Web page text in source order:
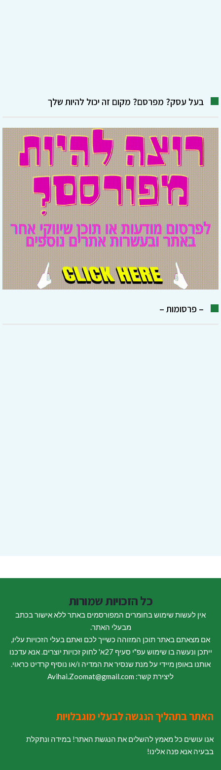
בעל עסק? מפרסם? מקום זה יכול להיות שלך
– פרסומות –
כל הזכויות שמורות
אין לעשות שימוש בחומרים המפורסמים באתר ללא אישור בכתב
מבעלי האתר.
אם מצאתם באתר תוכן המזוהה כשייך לכם ואתם בעלי הזכויות עליו,
ייתכן ונעשה בו שימוש עפ"י סעיף 27א' לחוק זכויות יוצרים. אנא עדכנו
אותנו באופן מיידי על מנת שנסיר את המדיה ו/או נוסיף קרדיט כראוי.
ליצירת קשר: Avihai.Zoomat@gmail.com
האתר בתהליך הנגשה לבעלי מוגבלויות
אנו עושים כל מאמץ להשלים את הנגשת האתר! במידה ונתקלת
בבעיה אנא פנה אלינו!